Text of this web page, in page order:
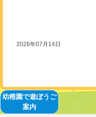
2026年07月14日
幼稚園で遊ぼうご
案内